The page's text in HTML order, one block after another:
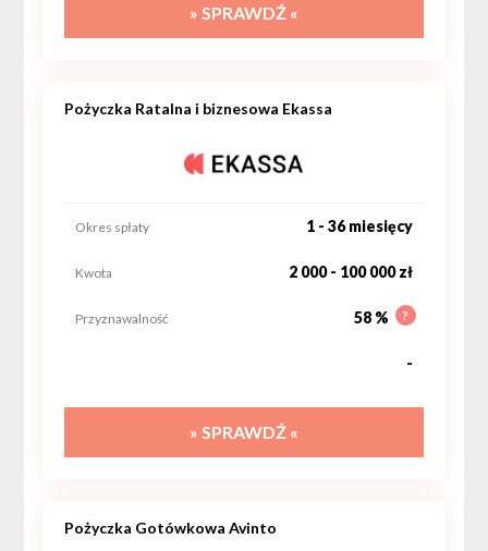
» SPRAWDŹ «
Pożyczka Ratalna i biznesowa Ekassa
1 - 36 miesięcy
Okres spłaty
2 000 - 100 000 zł
Kwota
58 % ?
Przyznawalność
-
» SPRAWDŹ «
Pożyczka Gotówkowa Avinto